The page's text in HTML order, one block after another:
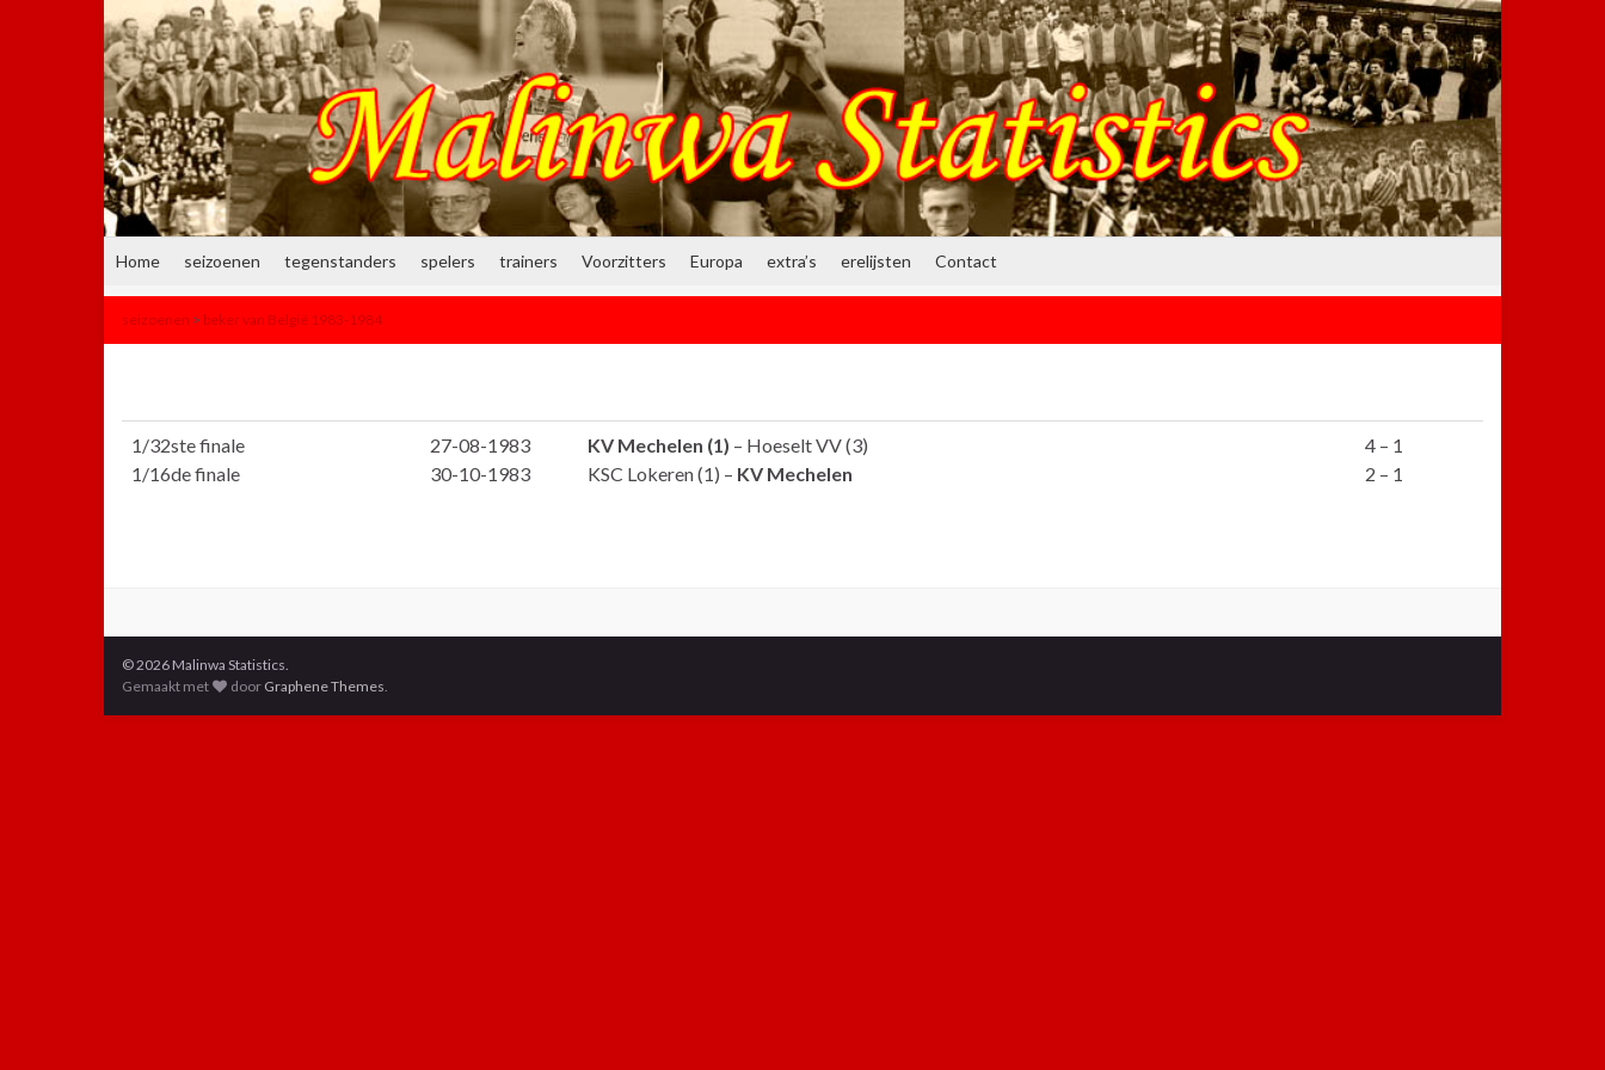
Home seizoenen tegenstanders spelers trainers Voorzitters Europa extra’s erelijsten Contact
seizoenen > beker van België 1983-1984
1/32ste finale
1/16de finale
27-08-1983
30-10-1983
KV Mechelen (1) – Hoeselt VV (3)
KSC Lokeren (1) – KV Mechelen
4 – 1
2 – 1
© 2026 Malinwa Statistics.
Gemaakt met
door Graphene Themes.